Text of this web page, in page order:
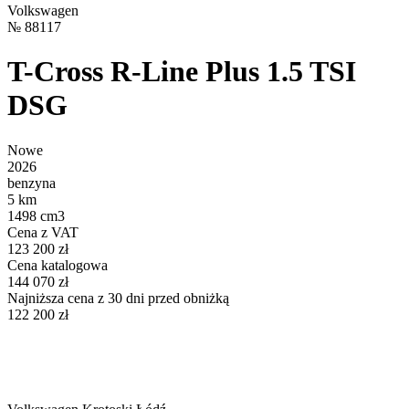
Volkswagen
№ 88117
T-Cross R-Line Plus 1.5 TSI
DSG
Nowe
2026
benzyna
5 km
1498 cm3
Cena z VAT
123 200 zł
Cena katalogowa
144 070 zł
Najniższa cena z 30 dni przed obniżką
122 200 zł